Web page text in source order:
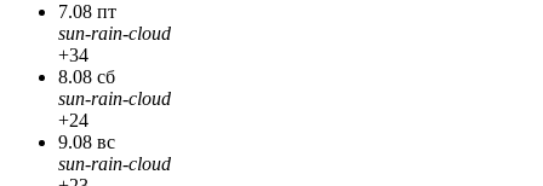
7.08 пт
sun-rain-cloud
+34
8.08 сб
sun-rain-cloud
+24
9.08 вс
sun-rain-cloud